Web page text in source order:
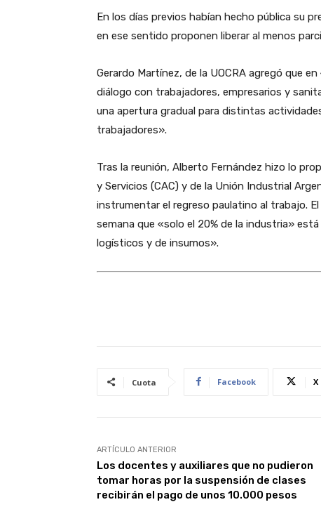
En los días previos habían hecho pública su
en ese sentido proponen liberar al menos
Gerardo Martínez, de la UOCRA agregó que
diálogo con trabajadores, empresarios y
una apertura gradual para distintas
trabajadores».
Tras la reunión, Alberto Fernández hizo lo
y Servicios (CAC) y de la Unión Industrial
instrumentar el regreso paulatino al trabajo.
semana que «solo el 20% de la industria»
logísticos y de insumos».
Cuota Facebook X
ARTÍCULO ANTERIOR
Los docentes y auxiliares que no pudieron
tomar horas por la suspensión de clases
recibirán el pago de unos 10.000 pesos